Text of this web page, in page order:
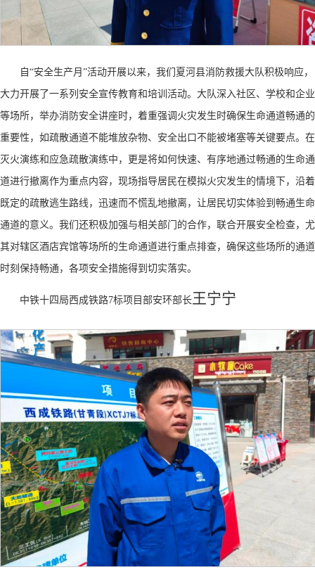
自 “安全生产月”活动开展以来，我们夏河县消防救援大队积极响应，
大力开展了一系列安全宣传教育和培训活动。大队深入社区、学校和企业
等场所，举办消防安全讲座时，着重强调火灾发生时确保生命通道畅通的
重要性，如疏散通道不能堆放杂物、安全出口不能被堵塞等关键要点。在
灭火演练和应急疏散演练中，更是将如何快速、有序地通过畅通的生命通
道进行撤离作为重点内容，现场指导居民在模拟火灾发生的情境下，沿着
既定的疏散逃生路线，迅速而不慌乱地撤离，让居民切实体验到畅通生命
通道的意义。我们还积极加强与相关部门的合作，联合开展安全检查，尤
其对辖区酒店宾馆等场所的生命通道进行重点排查，确保这些场所的通道
时刻保持畅通，各项安全措施得到切实落实。
中铁十四局西成铁路7标项目部安环部长王宁宁